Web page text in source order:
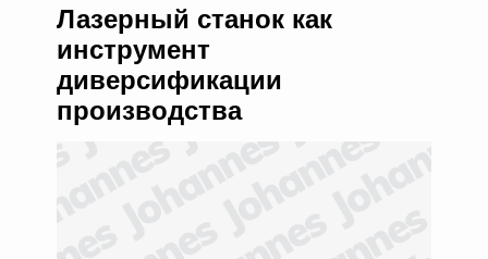
Лазерный станок как
инструмент
диверсификации
производства